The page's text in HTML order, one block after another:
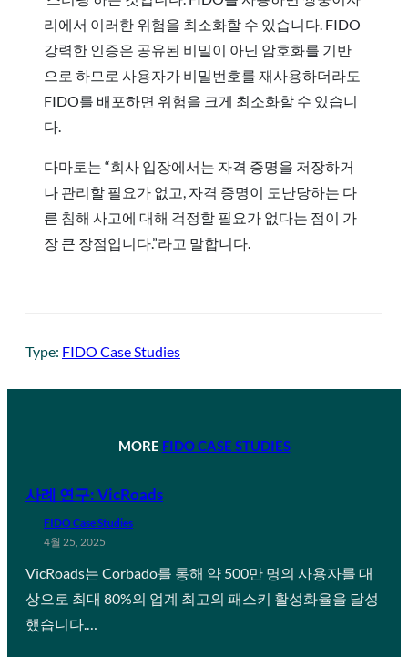
리에서 이러한 위험을 최소화할 수 있습니다. FIDO
강력한 인증은 공유된 비밀이 아닌 암호화를 기반
으로 하므로 사용자가 비밀번호를 재사용하더라도
FIDO를 배포하면 위험을 크게 최소화할 수 있습니
다.
다마토는 “회사 입장에서는 자격 증명을 저장하거
나 관리할 필요가 없고, 자격 증명이 도난당하는 다
른 침해 사고에 대해 걱정할 필요가 없다는 점이 가
장 큰 장점입니다.”라고 말합니다.
Type: FIDO Case Studies
MORE FIDO CASE STUDIES
사례 연구: VicRoads
FIDO Case Studies
4월 25, 2025
VicRoads는 Corbado를 통해 약 500만 명의 사용자를 대
상으로 최대 80%의 업계 최고의 패스키 활성화율을 달성
했습니다.…